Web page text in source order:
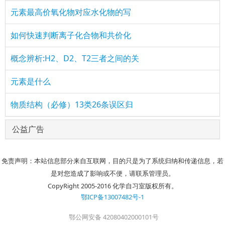
元素最高价氧化物对应水化物的写
如何快速判断离子化合物和共价化
概念辨析:H2、D2、T2三者之间的关
元素是什么
物质结构（必修）13类26条误区归
公益广告
免责声明：本站信息部分来自互联网，目的只是为了系统归纳和传递信息，若
是对您造成了影响或不便，请联系管理员。
CopyRight 2005-2016 化学自习室版权所有。
鄂ICP备13007482号-1
鄂公网安备 42080402000101号